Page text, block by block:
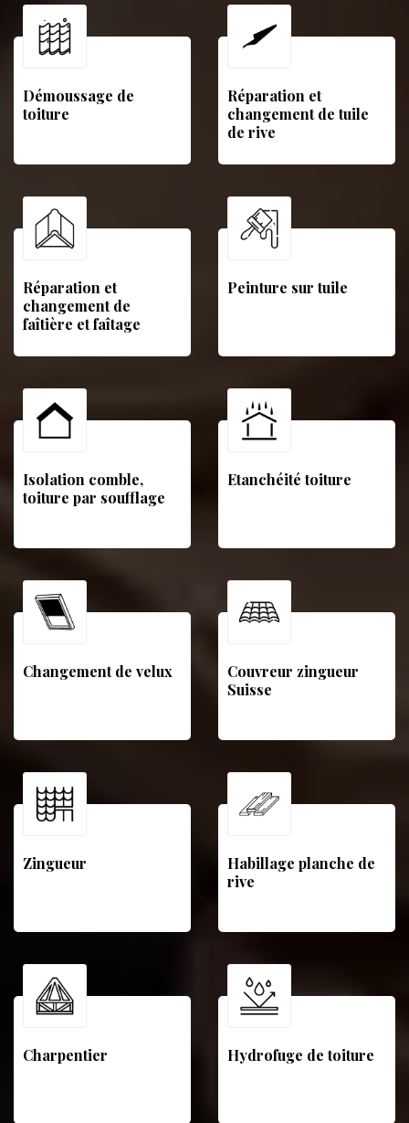
Démoussage de
toiture
Réparation et
changement de tuile
de rive
Réparation et
changement de
faîtière et faîtage
Peinture sur tuile
Isolation comble,
toiture par soufflage
Etanchéité toiture
Changement de velux
Couvreur zingueur
Suisse
Zingueur
Habillage planche de
rive
Charpentier Hydrofuge de toiture